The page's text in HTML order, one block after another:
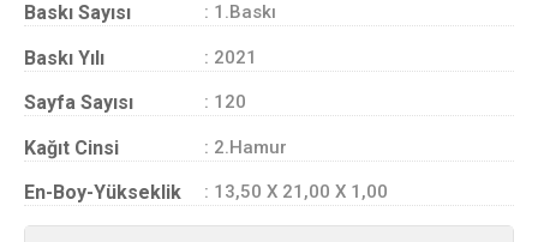
Baskı Sayısı : 1.Baskı
Baskı Yılı : 2021
Sayfa Sayısı : 120
Kağıt Cinsi : 2.Hamur
En-Boy-Yükseklik : 13,50 X 21,00 X 1,00